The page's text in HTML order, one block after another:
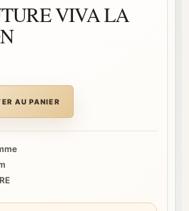
VIVA LA
AU PANIER